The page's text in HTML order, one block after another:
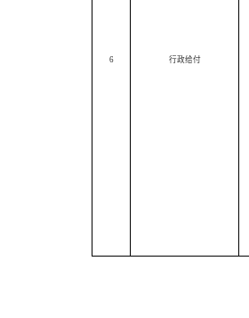
6 行政给付